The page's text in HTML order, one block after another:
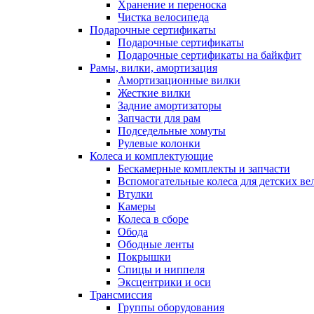
Хранение и переноска
Чистка велосипеда
Подарочные сертификаты
Подарочные сертификаты
Подарочные сертификаты на байкфит
Рамы, вилки, амортизация
Амортизационные вилки
Жесткие вилки
Задние амортизаторы
Запчасти для рам
Подседельные хомуты
Рулевые колонки
Колеса и комплектующие
Бескамерные комплекты и запчасти
Вспомогательные колеса для детских
Втулки
Камеры
Колеса в сборе
Обода
Ободные ленты
Покрышки
Спицы и ниппеля
Эксцентрики и оси
Трансмиссия
Группы оборудования